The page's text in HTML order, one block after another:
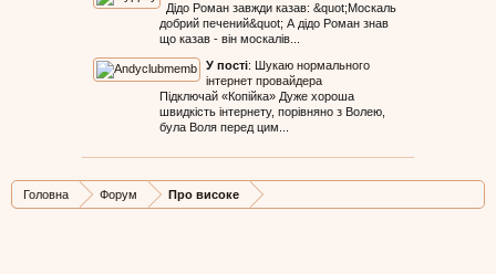
Дідо Роман завжди казав: &quot;Москаль
добрий печений&quot; А дідо Роман знав
що казав - він москалів...
У пості: Шукаю нормального
інтернет провайдера
Підключай «Копійка» Дуже хороша
швидкість інтернету, порівняно з Волею,
була Воля перед цим...
Головна Форум Про високе